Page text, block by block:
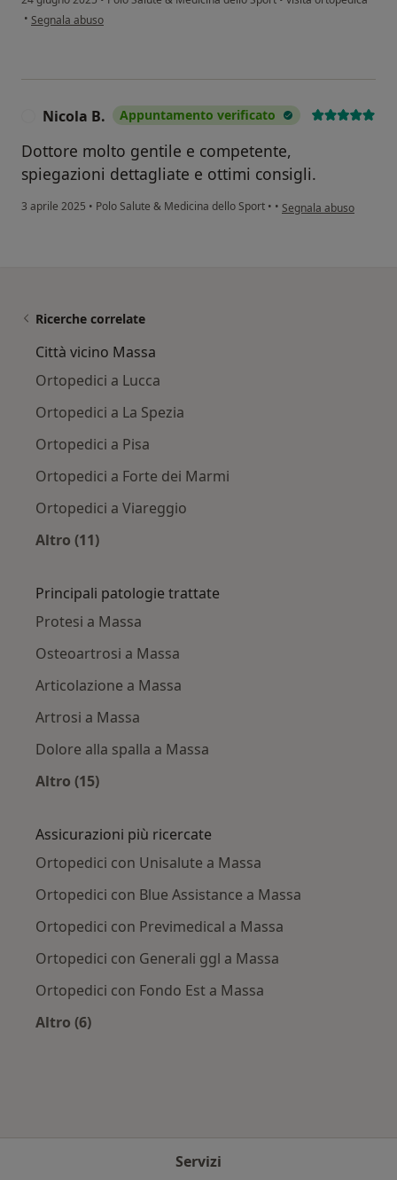
• secondo l'opinione dell'utente Silvio Zurlini
Segnala abuso
Nicola B. Appuntamento verificato
Dottore molto gentile e competente,
spiegazioni dettagliate e ottimi consigli.
3 aprile 2025 • Polo Salute & Medicina dello Sport • • secondo l'opinione
Segnala abuso
Ricerche correlate
Città vicino Massa
Ortopedici a Lucca
Ortopedici a La Spezia
Ortopedici a Pisa
Ortopedici a Forte dei Marmi
Ortopedici a Viareggio
Altro (11)
Principali patologie trattate
Protesi a Massa
Osteoartrosi a Massa
Articolazione a Massa
Artrosi a Massa
Dolore alla spalla a Massa
Altro (15)
Assicurazioni più ricercate
Ortopedici con Unisalute a Massa
Ortopedici con Blue Assistance a Massa
Ortopedici con Previmedical a Massa
Ortopedici con Generali ggl a Massa
Ortopedici con Fondo Est a Massa
Altro (6)
Servizi